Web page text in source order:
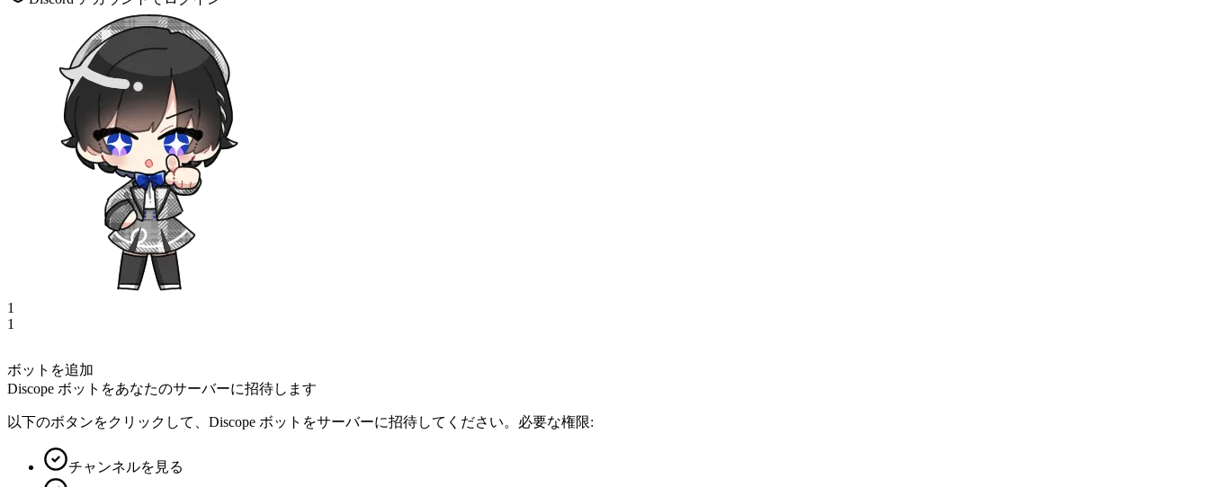
1
1
ボットを追加
Discope ボットをあなたのサーバーに招待します
以下のボタンをクリックして、Discope ボットをサーバーに招待してください。必要な権限:
チャンネルを見る